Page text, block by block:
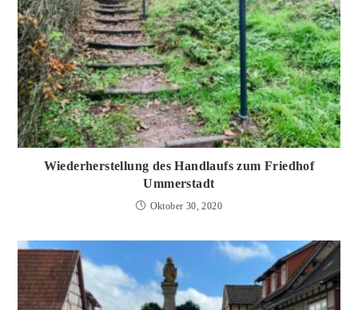
Wiederherstellung des Handlaufs zum Friedhof
Ummerstadt
Oktober 30, 2020